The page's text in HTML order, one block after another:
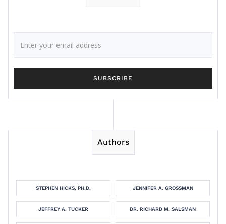
Authors
STEPHEN HICKS, PH.D. JENNIFER A. GROSSMAN
JEFFREY A. TUCKER DR. RICHARD M. SALSMAN